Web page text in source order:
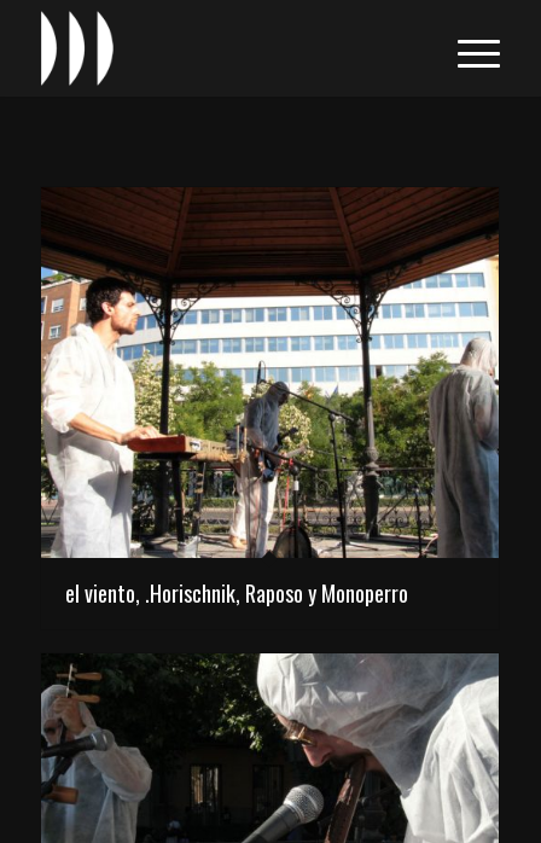
el viento, .Horischnik, Raposo y Monoperro